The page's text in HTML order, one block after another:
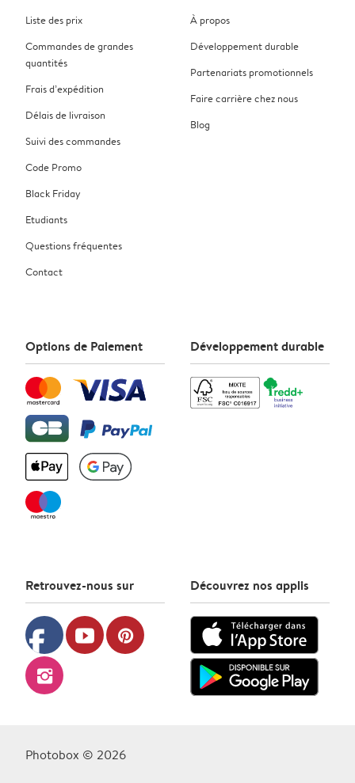
Liste des prix
Commandes de grandes
quantités
Frais d’expédition
Délais de livraison
Suivi des commandes
Code Promo
Black Friday
Etudiants
Questions fréquentes
Contact
À propos
Développement durable
Partenariats promotionnels
Faire carrière chez nous
Blog
Options de Paiement Développement durable
Retrouvez-nous sur
facebook youtube pinterest
instagram
Découvrez nos applis
Photobox © 2026